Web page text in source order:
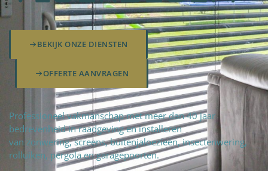
BEKIJK ONZE DIENSTEN
OFFERTE AANVRAGEN
Professioneel vakmanschap met meer dan 40 jaar
bedrevenheid in raadgeving en installeren
van zonwering, screens, buitenjaloezieën, insectenwering,
rolluiken, pergola en garagepoorten.